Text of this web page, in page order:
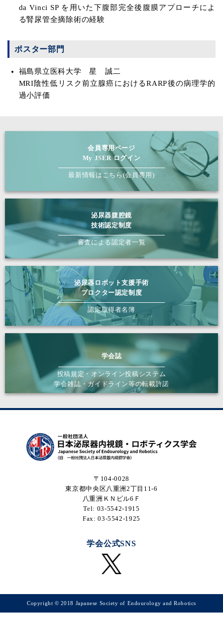
da Vinci SP を用いた下腹部完全後腹膜アプローチによ
る腎尿管全摘除術の経験
ポスター部門
福島県立医科大学 星 誠二
MRI陰性低リスク前立腺癌におけるRARP後の病理学的
過小評価
会員専用ページ
My JSER ログイン
最新情報はこちら(会員専用)
泌尿器腹腔鏡
技術認定制度
審査による認定者一覧
泌尿器ロボット支援手術
プロクター認定制度
認定取得者名簿
学会誌
投稿規定・オンライン投稿システム
学会雑誌・ガイドライン等の転載許諾
〒104-0028
東京都中央区八重洲2丁目11-6
八重洲ＫＮビル6Ｆ
Tel: 03-5542-1915
Fax: 03-5542-1925
学会公式SNS
Copyright © 2018 Japanese Society of Endourology and Robotics